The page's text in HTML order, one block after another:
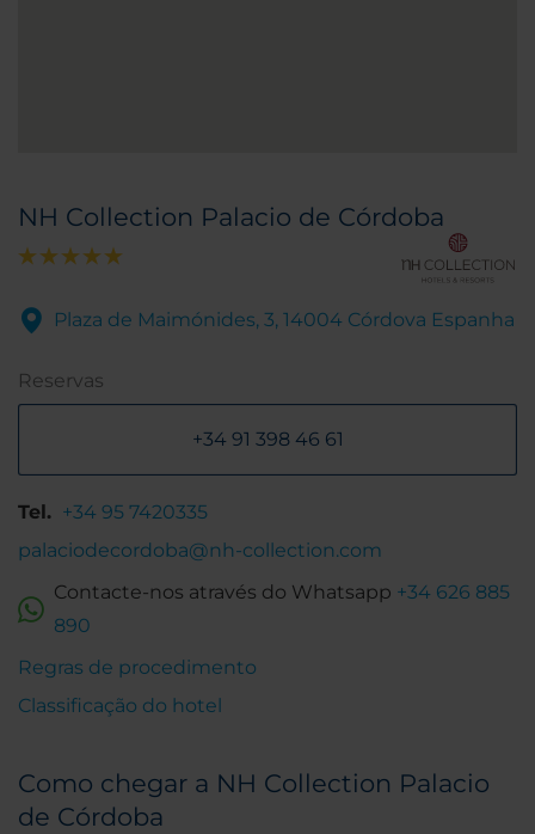
NH Collection Palacio de Córdoba
Plaza de Maimónides, 3, 14004 Córdova Espanha
Reservas
+34 91 398 46 61
Tel. +34 95 7420335
palaciodecordoba@nh-collection.com
Contacte-nos através do Whatsapp +34 626 885
890
Regras de procedimento
Classificação do hotel
Como chegar a NH Collection Palacio
de Córdoba